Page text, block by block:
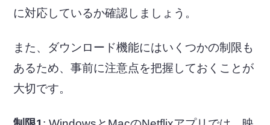
に対応しているか確認しましょう。
また、ダウンロード機能にはいくつかの制限も
あるため、事前に注意点を把握しておくことが
大切です。